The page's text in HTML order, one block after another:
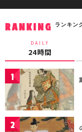
RANKING ランキン
DAILY
24時間
1
2